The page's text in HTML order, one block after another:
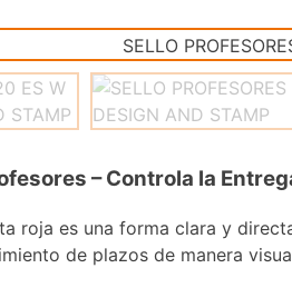
– Controla la
roja es una forma clara y
de plazos de manera